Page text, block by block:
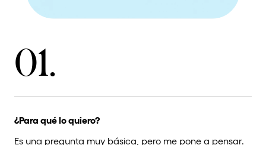
01.
¿Para qué lo quiero?
Es una pregunta muy básica, pero me pone a pensar.